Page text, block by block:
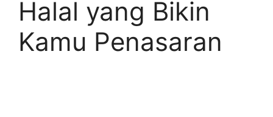
Halal yang Bikin
Kamu Penasaran